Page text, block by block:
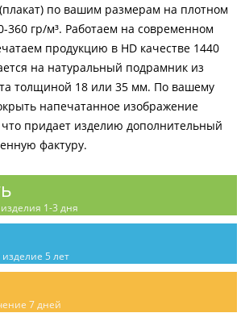
по вашим размерам на плотном
360 гр/м³. Работаем на современном
продукцию в HD качестве 1440
на натуральный подрамник из
толщиной 18 или 35 мм. По вашему
напечатанное изображение
придает изделию дополнительный
фактуру.
1-3 дня
5 лет
7 дней